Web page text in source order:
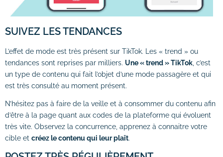
SUIVEZ LES TENDANCES
L’effet de mode est très présent sur TikTok. Les « trend » ou
tendances sont reprises par milliers. Une « trend » TikTok , c’est
un type de contenu qui fait l’objet d’une mode passagère et qui
est très consulté au moment présent.
N’hésitez pas à faire de la veille et à consommer du contenu afin
d’être à la page quant aux codes de la plateforme qui évoluent
très vite. Observez la concurrence, apprenez à connaitre votre
cible et créez le contenu qui leur plaît.